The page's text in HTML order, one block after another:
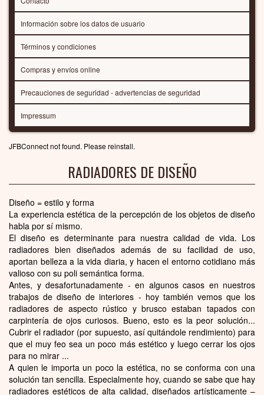
Información sobre los datos de usuario
Términos y condiciones
Compras y envíos online
Precauciones de seguridad - advertencias de seguridad
Impressum
JFBConnect not found. Please reinstall.
RADIADORES DE DISEÑO
Diseño = estilo y forma
La experiencia estética de la percepción de los objetos de diseño
habla por sí mismo.
El diseño es determinante para nuestra calidad de vida. Los
radiadores bien diseñados además de su facilidad de uso,
aportan belleza a la vida diaria, y hacen el entorno cotidiano más
valioso con su poli semántica forma.
Antes, y desafortunadamente - en algunos casos en nuestros
trabajos de diseño de interiores - hoy también vemos que los
radiadores de aspecto rústico y brusco estaban tapados con
carpintería de ojos curiosos. Bueno, esto es la peor solución...
Cubrir el radiador (por supuesto, así quitándole rendimiento) para
que el muy feo sea un poco más estético y luego cerrar los ojos
para no mirar ...
A quien le importa un poco la estética, no se conforma con una
solución tan sencilla. Especialmente hoy, cuando se sabe que hay
radiadores estéticos de alta calidad, diseñados artísticamente –